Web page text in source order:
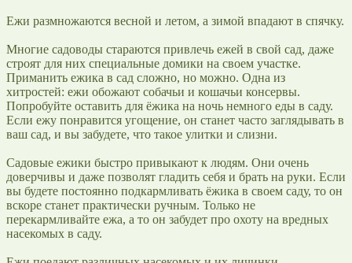
Ежи размножаются весной и летом, а зимой впадают в спячку.
Многие садоводы стараются привлечь ежей в свой сад, даже
строят для них специальные домики на своем участке.
Приманить ежика в сад сложно, но можно. Одна из
хитростей: ежи обожают собачьи и кошачьи консервы.
Попробуйте оставить для ёжика на ночь немного еды в саду.
Если ежу понравится угощение, он станет часто заглядывать в
ваш сад, и вы забудете, что такое улитки и слизни.
Садовые ежики быстро привыкают к людям. Они очень
доверчивы и даже позволят гладить себя и брать на руки. Если
вы будете постоянно подкармливать ёжика в своем саду, то он
вскоре станет практически ручным. Только не
перекармливайте ежа, а то он забудет про охоту на вредных
насекомых в саду.